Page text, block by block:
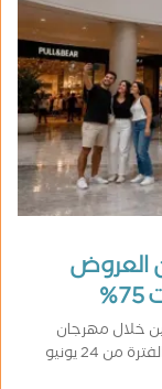
العروض
خلال مهرجان
العروض والتنزيلات الكبرى 2026، الذي يقام خلال الفترة من 24 يونيو